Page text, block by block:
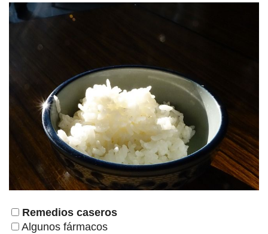
Remedios caseros
Algunos fármacos